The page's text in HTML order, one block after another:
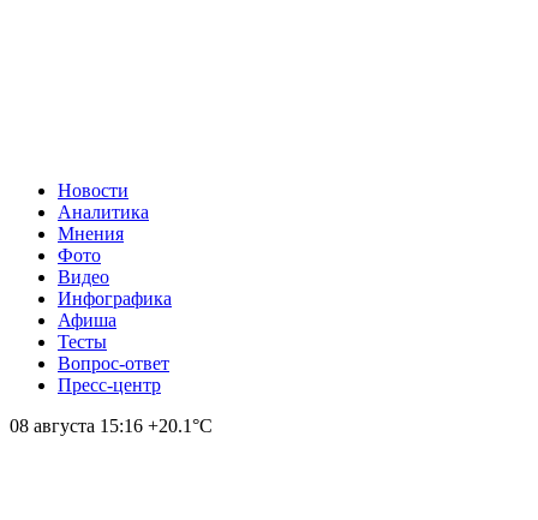
Новости
Аналитика
Мнения
Фото
Видео
Инфографика
Афиша
Тесты
Вопрос-ответ
Пресс-центр
08 августа 15:16 +20.1°С